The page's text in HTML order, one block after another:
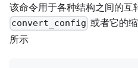
该命令用于各种结构之间的互
convert_config 或者它的
所示